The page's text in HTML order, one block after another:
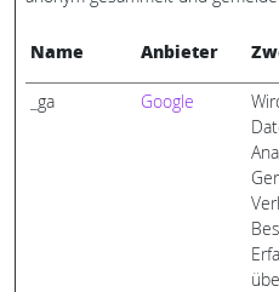
Name Anbieter
_ga Google